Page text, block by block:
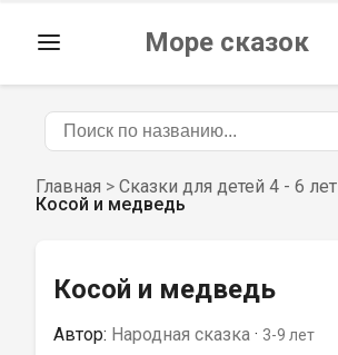
Море сказок
Главная > Сказки для детей 4 - 6 лет
Косой и медведь
Косой и медведь
Автор: Народная сказка · 3-9 лет